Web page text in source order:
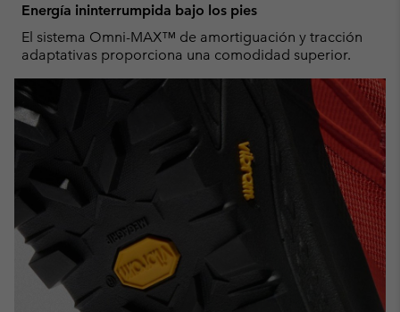
Energía ininterrumpida bajo los pies
El sistema Omni-MAX™ de amortiguación y tracción
adaptativas proporciona una comodidad superior.